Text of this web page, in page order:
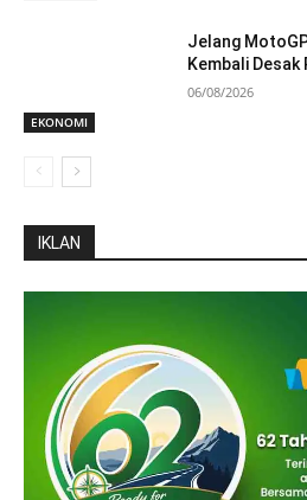
EKONOMI
Jelang
Kembali
06/08/2026
IKLAN